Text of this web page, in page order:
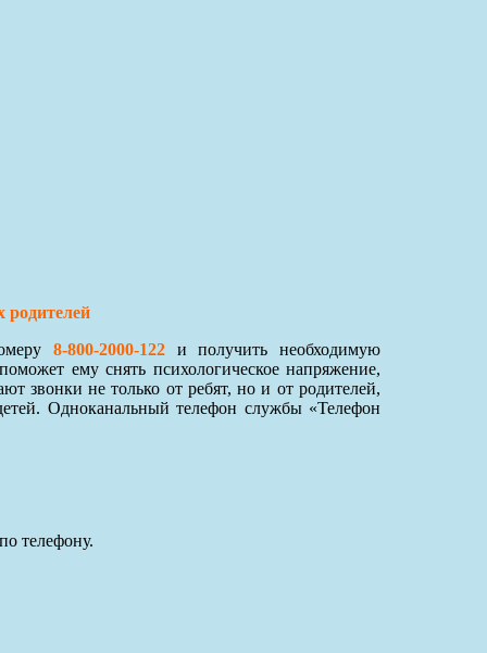
родителей
8-800-2000-122и получить необходимую
ему снять психологическое напряжение,
звонки не только от ребят, но и от родителей,
Одноканальный телефон службы «Телефон
телефону.